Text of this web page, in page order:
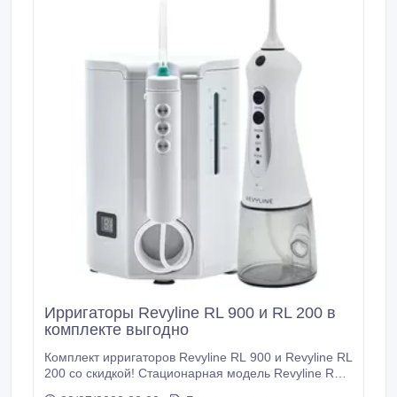
Ирригаторы Revyline RL 900 и RL 200 в
комплекте выгодно
Комплект ирригаторов Revyline RL 900 и Revyline RL
200 со скидкой! Стационарная модель Revyline RL